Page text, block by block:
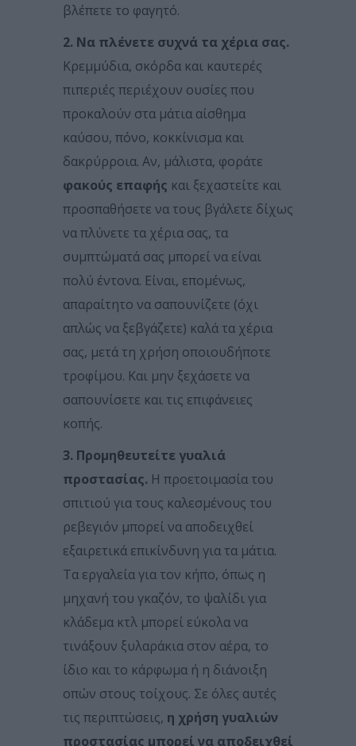
βλέπετε το φαγητό.
2. Να πλένετε συχνά τα χέρια σας.
Κρεμμύδια, σκόρδα και καυτερές
πιπεριές περιέχουν ουσίες που
προκαλούν στα μάτια αίσθημα
καύσου, πόνο, κοκκίνισμα και
δακρύρροια. Αν, μάλιστα, φοράτε
φακούς επαφής και ξεχαστείτε και
προσπαθήσετε να τους βγάλετε δίχως
να πλύνετε τα χέρια σας, τα
συμπτώματά σας μπορεί να είναι
πολύ έντονα. Είναι, επομένως,
απαραίτητο να σαπουνίζετε (όχι
απλώς να ξεβγάζετε) καλά τα χέρια
σας, μετά τη χρήση οποιουδήποτε
τροφίμου. Και μην ξεχάσετε να
σαπουνίσετε και τις επιφάνειες
κοπής.
3. Προμηθευτείτε γυαλιά
προστασίας. Η προετοιμασία του
σπιτιού για τους καλεσμένους του
ρεβεγιόν μπορεί να αποδειχθεί
εξαιρετικά επικίνδυνη για τα μάτια.
Τα εργαλεία για τον κήπο, όπως η
μηχανή του γκαζόν, το ψαλίδι για
κλάδεμα κτλ μπορεί εύκολα να
τινάξουν ξυλαράκια στον αέρα, το
ίδιο και το κάρφωμα ή η διάνοιξη
οπών στους τοίχους. Σε όλες αυτές
τις περιπτώσεις, η χρήση γυαλιών
προστασίας μπορεί να αποδειχθεί